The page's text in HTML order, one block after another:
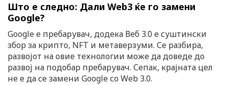
Што е следно: Дали Web3 ќе го замени
Google?
Google е пребарувач, додека Веб 3.0 е суштински
збор за крипто, NFT и метаверзуми. Се разбира,
развојот на овие технологии може да доведе до
развој на подобар пребарувач. Сепак, крајната цел
не е да се замени Google со Web 3.0.